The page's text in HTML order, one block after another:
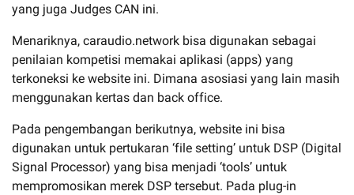
yang juga Judges CAN ini.
Menariknya, caraudio.network bisa digunakan sebagai
penilaian kompetisi memakai aplikasi (apps) yang
terkoneksi ke website ini. Dimana asosiasi yang lain masih
menggunakan kertas dan back office.
Pada pengembangan berikutnya, website ini bisa
digunakan untuk pertukaran ‘file setting’ untuk DSP (Digital
Signal Processor) yang bisa menjadi ‘tools’ untuk
mempromosikan merek DSP tersebut. Pada plug-in